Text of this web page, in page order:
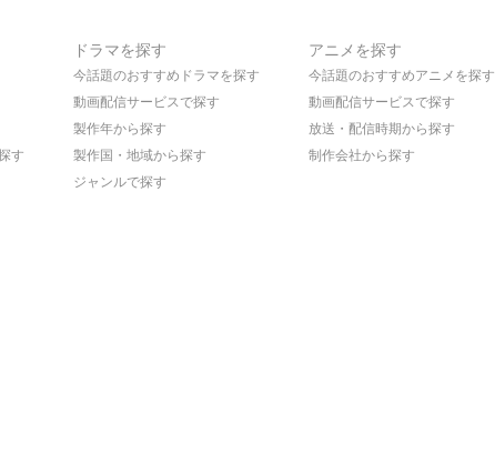
す
ドラマを探す
今話題のおすすめドラマを探す
動画配信サービスで探す
製作年から探す
製作国・地域から探す
ジャンルで探す
アニメを探す
今話題のおすすめアニメを探す
動画配信サービスで探す
放送・配信時期から探す
制作会社から探す